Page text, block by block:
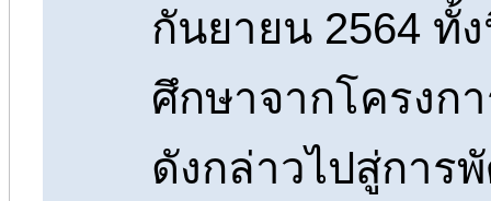
กันยายน 2564 ทั้
ศึกษาจากโครงก
ดังกล่าวไปสู่การ